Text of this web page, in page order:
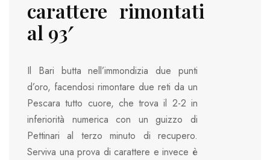
carattere rimontati
al 93′
Il Bari butta nell’immondizia due punti
d’oro, facendosi rimontare due reti da un
Pescara tutto cuore, che trova il 2-2 in
inferiorità numerica con un guizzo di
Pettinari al terzo minuto di recupero.
Serviva una prova di carattere e invece è